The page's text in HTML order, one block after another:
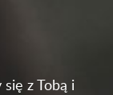
z Tobą i